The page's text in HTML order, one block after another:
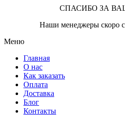
СПАСИБО ЗА
Наши менеджеры скоро
Меню
Главная
О нас
Как заказать
Оплата
Доставка
Блог
Контакты